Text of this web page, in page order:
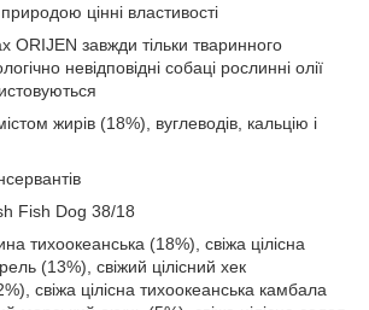
цінні властивості
ORIJEN завжди тільки тваринного
невідповідні собаці рослинні олії
жирів (18%), вуглеводів, кальцію і
Fish Dog 38/18
тихоокеанська (18%), свіжа цілісна
(13%), свіжий цілісний хек
свіжа цілісна тихоокеанська камбала